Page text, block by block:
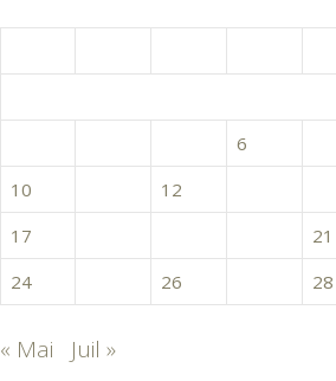
6
10
12
17
21
24
26 28
« Mai Juil »